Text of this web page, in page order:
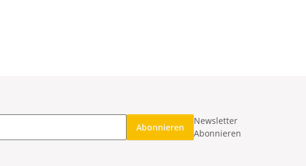
Abonnieren
Newsletter
Abonnieren